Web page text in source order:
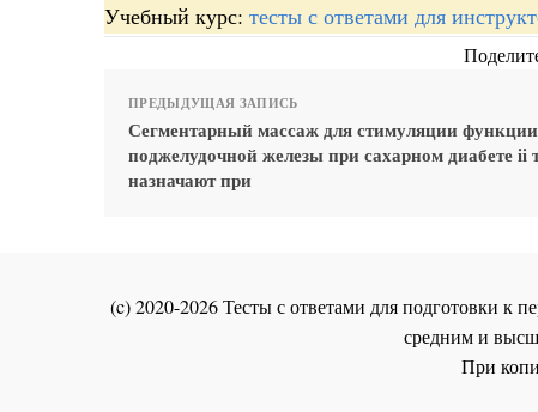
Учебный курс: тесты с ответами для
ПРЕДЫДУЩАЯ ЗАПИСЬ
Сегментарный массаж для стимуляции функции
поджелудочной железы при сахарном диабете ii
назначают при
(c) 2020-2026 Тесты с ответами для подготовки к
средним и
При